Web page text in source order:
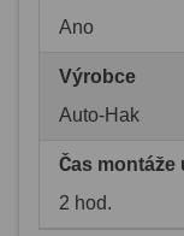
Ano
Výrobce
Auto-Hak
Čas montáže
2 hod.